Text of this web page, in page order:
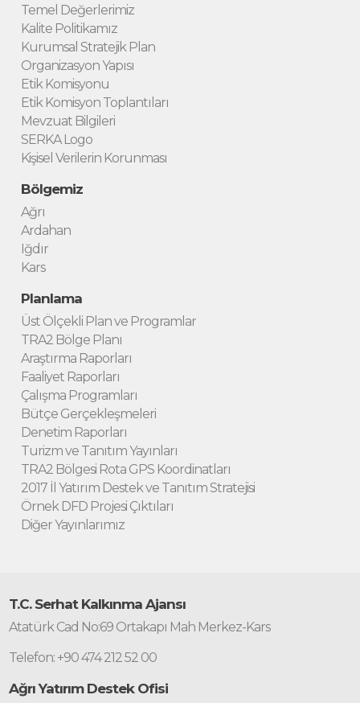
Temel Değerlerimiz
Kalite Politikamız
Kurumsal Stratejik Plan
Organizasyon Yapısı
Etik Komisyonu
Etik Komisyon Toplantıları
Mevzuat Bilgileri
SERKA Logo
Kişisel Verilerin Korunması
Bölgemiz
Ağrı
Ardahan
Iğdır
Kars
Planlama
Üst Ölçekli Plan ve Programlar
TRA2 Bölge Planı
Araştırma Raporları
Faaliyet Raporları
Çalışma Programları
Bütçe Gerçekleşmeleri
Denetim Raporları
Turizm ve Tanıtım Yayınları
TRA2 Bölgesi Rota GPS Koordinatları
2017 İl Yatırım Destek ve Tanıtım Stratejisi
Örnek DFD Projesi Çıktıları
Diğer Yayınlarımız
T.C. Serhat Kalkınma Ajansı
Atatürk Cad No:69 Ortakapı Mah Merkez-Kars
Telefon: +90 474 212 52 00
Ağrı Yatırım Destek Ofisi